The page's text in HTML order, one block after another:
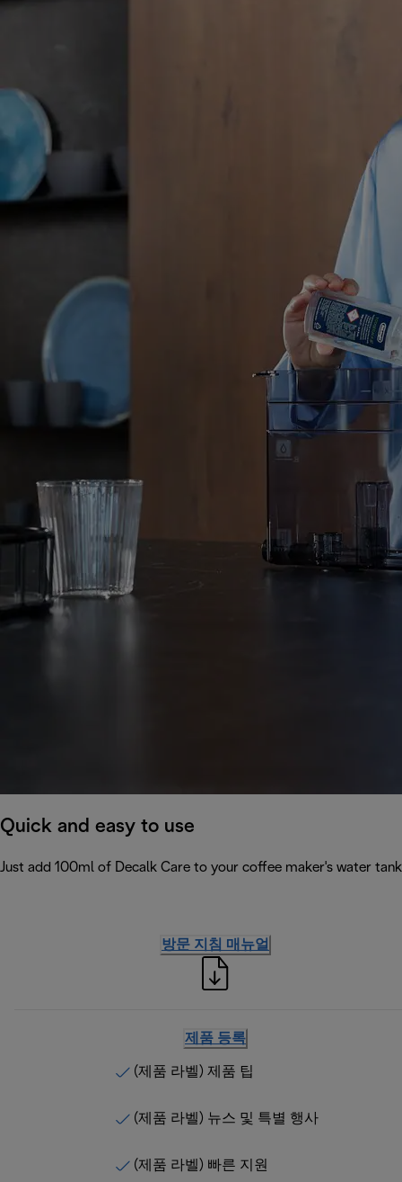
Quick and easy to use
Just add 100ml of Decalk Care to your coffee maker's water
방문 지침 매뉴얼
제품 등록
(제품 라벨) 제품 팁
(제품 라벨) 뉴스 및 특별 행사
(제품 라벨) 빠른 지원